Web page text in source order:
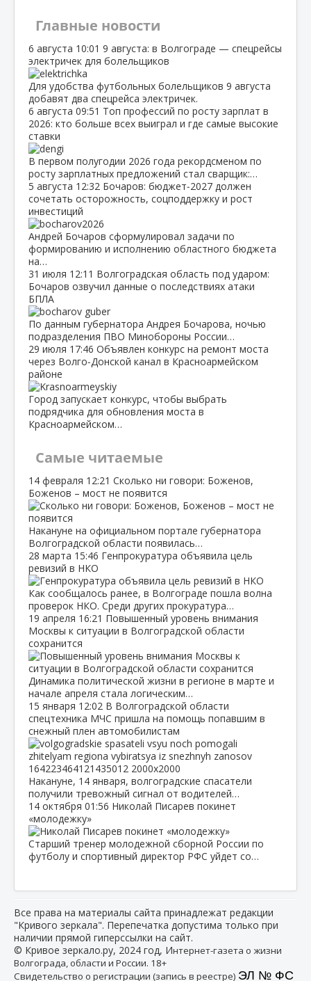
Главные новости
6 августа 10:01 9 августа: в Волгограде — спецрейсы
электричек для болельщиков
Для удобства футбольных болельщиков 9 августа
добавят два спецрейса электричек.
6 августа 09:51 Топ профессий по росту зарплат в
2026: кто больше всех выиграл и где самые высокие
ставки
В первом полугодии 2026 года рекордсменом по
росту зарплатных предложений стал сварщик:…
5 августа 12:32 Бочаров: бюджет‑2027 должен
сочетать осторожность, соцподдержку и рост
инвестиций
Андрей Бочаров сформулировал задачи по
формированию и исполнению областного бюджета
на…
31 июля 12:11 Волгоградская область под ударом:
Бочаров озвучил данные о последствиях атаки
БПЛА
По данным губернатора Андрея Бочарова, ночью
подразделения ПВО Минобороны России…
29 июля 17:46 Объявлен конкурс на ремонт моста
через Волго‑Донской канал в Красноармейском
районе
Город запускает конкурс, чтобы выбрать
подрядчика для обновления моста в
Красноармейском…
Самые читаемые
14 февраля 12:21 Сколько ни говори: Боженов,
Боженов – мост не появится
Накануне на официальном портале губернатора
Волгоградской области появилась…
28 марта 15:46 Генпрокуратура объявила цель
ревизий в НКО
Как сообщалось ранее, в Волгограде пошла волна
проверок НКО. Среди других прокуратура…
19 апреля 16:21 Повышенный уровень внимания
Москвы к ситуации в Волгоградской области
сохранится
Динамика политической жизни в регионе в марте и
начале апреля стала логическим…
15 января 12:02 В Волгоградской области
спецтехника МЧС пришла на помощь попавшим в
снежный плен автомобилистам
Накануне, 14 января, волгоградские спасатели
получили тревожный сигнал от водителей…
14 октября 01:56 Николай Писарев покинет
«молодежку»
Старший тренер молодежной сборной России по
футболу и спортивный директор РФС уйдет со…
Все права на материалы сайта принадлежат редакции
"Кривого зеркала". Перепечатка допустима только при
наличии прямой гиперссылки на сайт.
© Кривое зеркало.ру, 2024 год, Интернет-газета о жизни
Волгограда, области и России. 18+
Свидетельство о регистрации (запись в реестре) ЭЛ № ФС